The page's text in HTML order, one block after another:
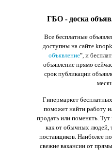
ГБО - доска
Все бесплатные
доступны на сайте
объявление", и
объявление прямо
срок публикации
Гипермаркет
поможет найти работу
продать или поменять.
как от обычных людей,
поставщиков. Наиболее
свежие вакансии от